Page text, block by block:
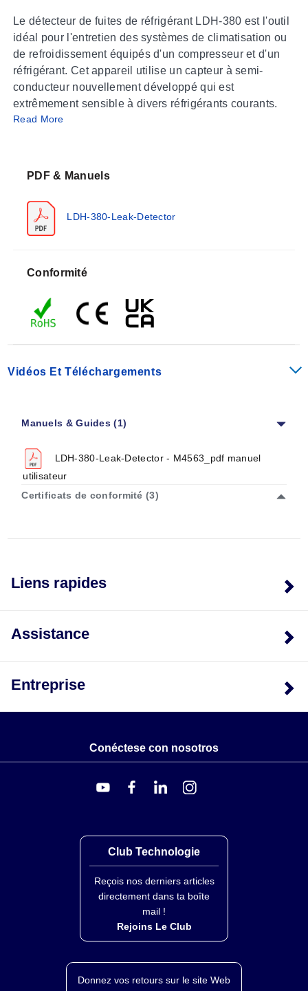
Le détecteur de fuites de réfrigérant LDH-380 est l'outil
idéal pour l'entretien des systèmes de climatisation ou
de refroidissement équipés d'un compresseur et d'un
réfrigérant. Cet appareil utilise un capteur à semi-
conducteur nouvellement développé qui est
extrêmement sensible à divers réfrigérants courants.
Read More
PDF & Manuels
LDH-380-Leak-Detector
Conformité
Vidéos Et Téléchargements
Manuels & Guides (1)
LDH-380-Leak-Detector - M4563_pdf manuel
utilisateur
Certificats de conformité (3)
Liens rapides
Assistance
Entreprise
Conéctese con nosotros
Club Technologie
Reçois nos derniers articles
directement dans ta boîte
mail !
Rejoins Le Club
Donnez vos retours sur le site Web